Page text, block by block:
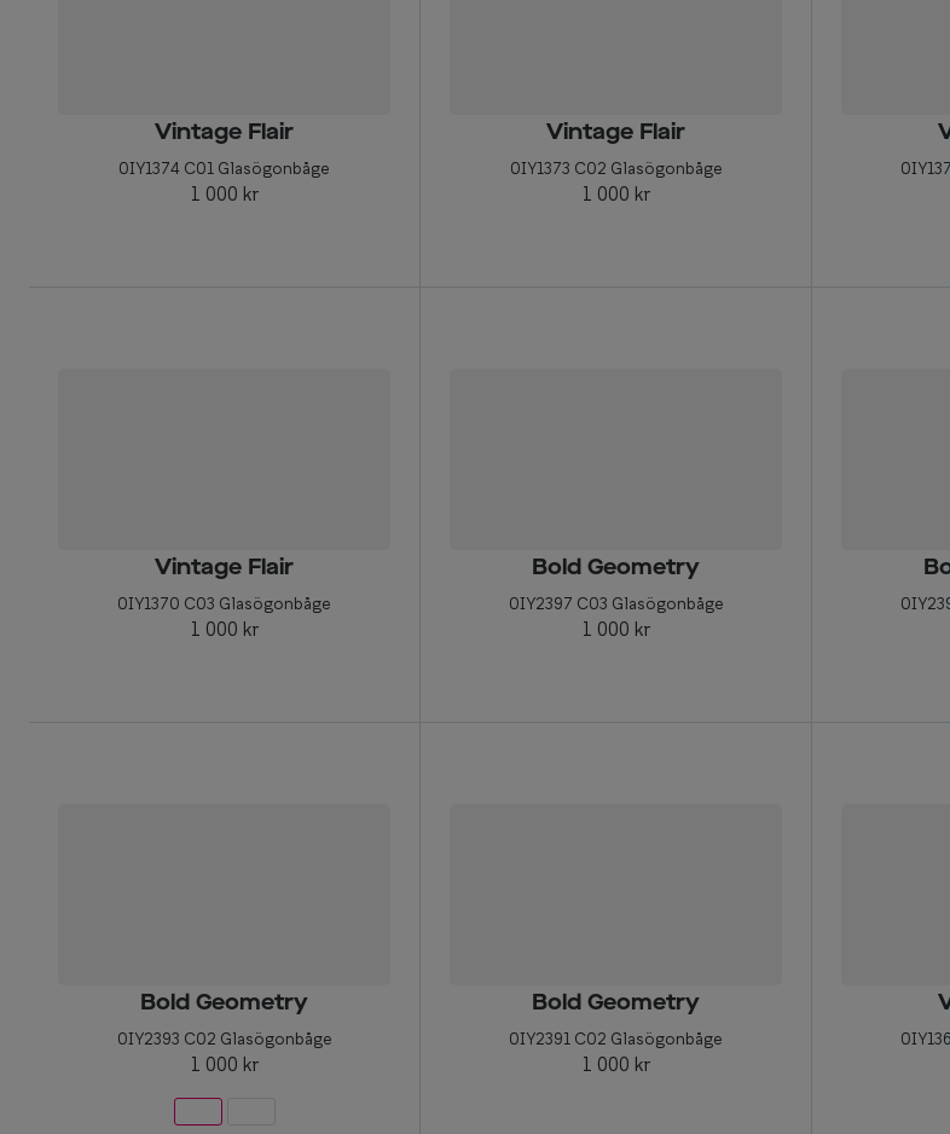
Vintage Flair
0IY1374 C01 Glasögonbåge
1 000 kr
Vintage Flair
0IY1373 C02 Glasögonbåge
1 000 kr
Vintage Flair
0IY1370 C03 Glasögonbåge
1 000 kr
Bold Geometry
0IY2397 C03 Glasögonbåge
1 000 kr
Bold Geometry
0IY2393 C02 Glasögonbåge
1 000 kr
Bold Geometry
0IY2391 C02 Glasögonbåge
1 000 kr